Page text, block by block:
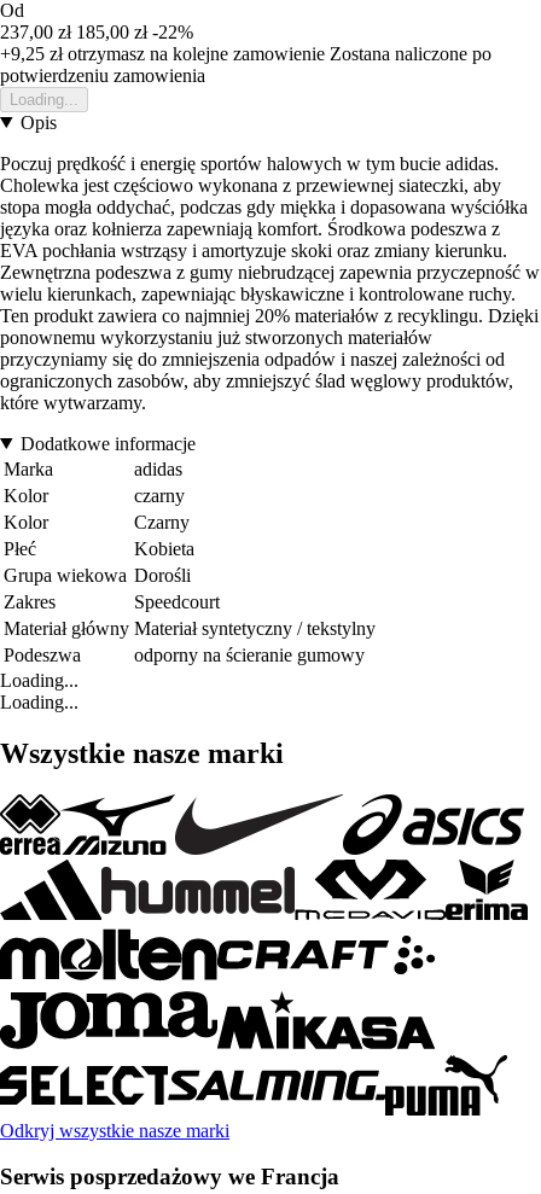
Od
237,00 zł 185,00 zł -22%
+9,25 złotrzymasz na kolejne zamowienie Zostana naliczone po
potwierdzeniu zamowienia
Loading...
Opis
Poczuj prędkość i energię sportów halowych w tym bucie adidas.
Cholewka jest częściowo wykonana z przewiewnej siateczki, aby
stopa mogła oddychać, podczas gdy miękka i dopasowana wyściółka
języka oraz kołnierza zapewniają komfort. Środkowa podeszwa z
EVA pochłania wstrząsy i amortyzuje skoki oraz zmiany kierunku.
Zewnętrzna podeszwa z gumy niebrudzącej zapewnia przyczepność w
wielu kierunkach, zapewniając błyskawiczne i kontrolowane ruchy.
Ten produkt zawiera co najmniej 20% materiałów z recyklingu. Dzięki
ponownemu wykorzystaniu już stworzonych materiałów
przyczyniamy się do zmniejszenia odpadów i naszej zależności od
ograniczonych zasobów, aby zmniejszyć ślad węglowy produktów,
które wytwarzamy.
Dodatkowe informacje
Marka
adidas
Kolor
czarny
Kolor
Czarny
Płeć
Kobieta
Grupa wiekowa Dorośli
Zakres
Speedcourt
Materiał główny Materiał syntetyczny / tekstylny
Podeszwa
odporny na ścieranie gumowy
Loading...
Loading...
Wszystkie nasze marki
Odkryj wszystkie nasze marki
Serwis posprzedażowy we Francja